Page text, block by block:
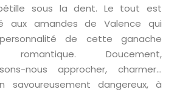
sous la dent. Le tout est
aux amandes de Valence qui
de cette ganache
romantique. Doucement,
nous approcher, charmer…
savoureusement dangereux, à